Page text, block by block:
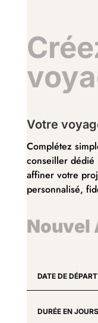
Votre
Complétez
conseiller dédié
affiner votre
personnalisé,
Nouvel